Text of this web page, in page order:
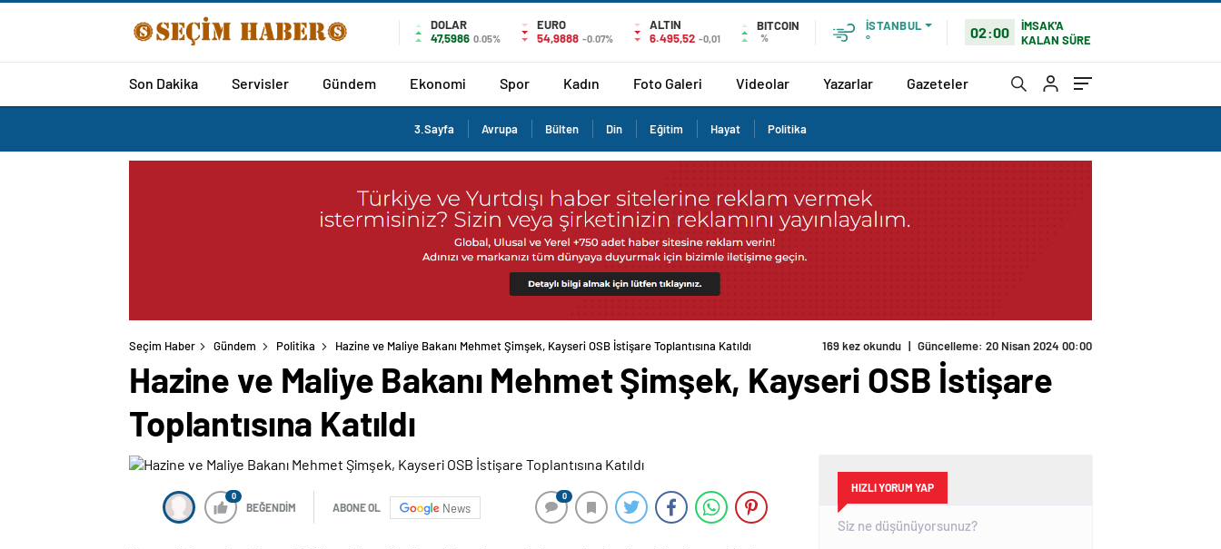
DOLAR
47,5986 0.05%
EURO
54,9888 -0.07%
ALTIN
6.495,52 -0,01
BITCOIN
%
İSTANBUL
°
02:00
İMSAK'A
KALAN SÜRE
Son Dakika Servisler Gündem Ekonomi Spor Kadın Foto Galeri Videolar Yazarlar Gazeteler
3.Sayfa Avrupa Bülten Din Eğitim Hayat Politika
Seçim Haber Gündem Politika Hazine ve Maliye Bakanı Mehmet Şimşek, Kayseri OSB İstişare Toplantısına Katıldı 169 kez okundu | Güncelleme: 20 Nisan 2024 00:00
Hazine ve Maliye Bakanı Mehmet Şimşek, Kayseri OSB İstişare
Toplantısına Katıldı
0
BEĞENDİM ABONE OL News
0
HIZLI YORUM YAP